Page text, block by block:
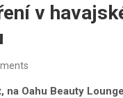
v
Oahu Beauty